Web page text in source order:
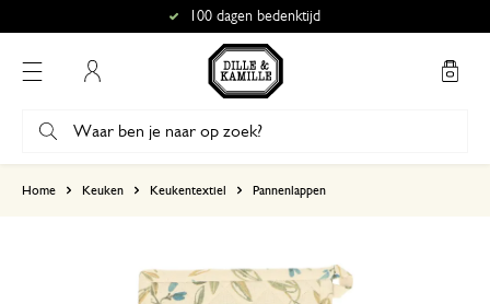
100 dagen bedenktijd
Home Keuken Keukentextiel Pannenlappen